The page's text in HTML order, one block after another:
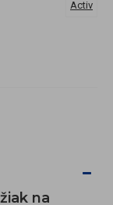
Activ
na